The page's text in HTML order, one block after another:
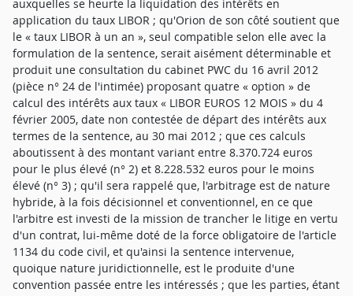
auxquelles se heurte la liquidation des intérêts en
application du taux LIBOR ; qu'Orion de son côté soutient que
le « taux LIBOR à un an », seul compatible selon elle avec la
formulation de la sentence, serait aisément déterminable et
produit une consultation du cabinet PWC du 16 avril 2012
(pièce n° 24 de l'intimée) proposant quatre « option » de
calcul des intérêts aux taux « LIBOR EUROS 12 MOIS » du 4
février 2005, date non contestée de départ des intérêts aux
termes de la sentence, au 30 mai 2012 ; que ces calculs
aboutissent à des montant variant entre 8.370.724 euros
pour le plus élevé (n° 2) et 8.228.532 euros pour le moins
élevé (n° 3) ; qu'il sera rappelé que, l'arbitrage est de nature
hybride, à la fois décisionnel et conventionnel, en ce que
l'arbitre est investi de la mission de trancher le litige en vertu
d'un contrat, lui-même doté de la force obligatoire de l'article
1134 du code civil, et qu'ainsi la sentence intervenue,
quoique nature juridictionnelle, est le produite d'une
convention passée entre les intéressés ; que les parties, étant